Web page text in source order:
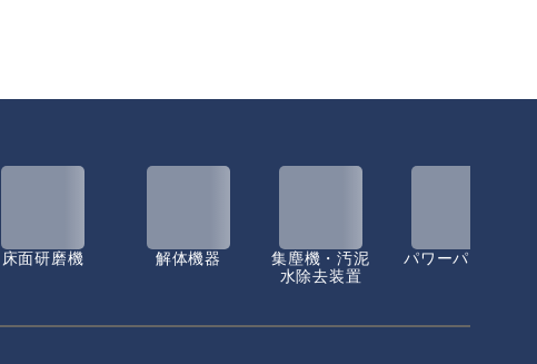
床面研磨機 解体機器
集塵機・汚泥
水除去装置
パワーパック